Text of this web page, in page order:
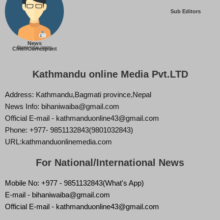
News
Chief/Correspont
बिज्ञान वाईबा (ममता)
Sub Editors
Kathmandu online Media Pvt.LTD
Address: Kathmandu,Bagmati province,Nepal
News Info: bihaniwaiba@gmail.com
Official E-mail - kathmanduonline43@gmail.com
Phone: +977- 9851132843(9801032843)
URL:kathmanduonlinemedia.com
For National/International News
Mobile No: +977 - 9851132843(What's App)
E-mail - bihaniwaiba@gmail.com
Official E-mail - kathmanduonline43@gmail.com